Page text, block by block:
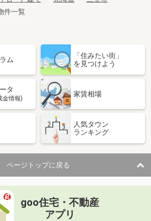
件一覧
ム
「住みたい街」
を見つけよう
タ
金情報)
家賃相場
人気タウン
ランキング
ページトップに戻る
goo住宅・不動産
アプリ